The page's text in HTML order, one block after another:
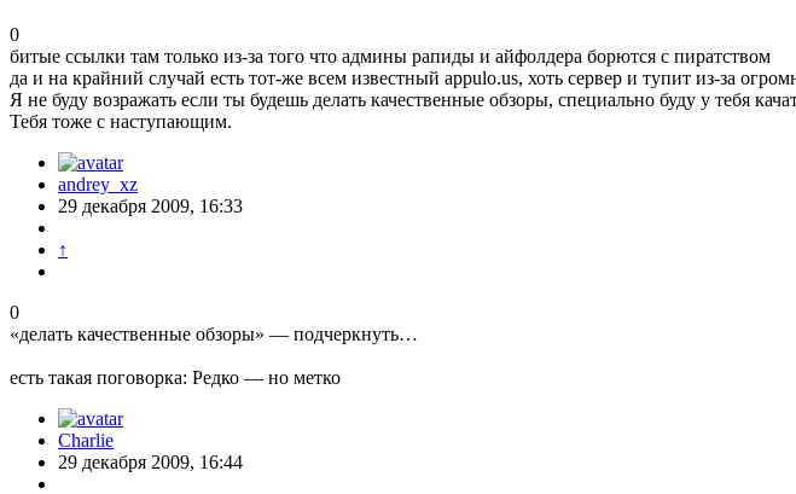
0
битые ссылки там только из-за того что админы рапиды и айфолдера борются с пиратством
да и на крайний случай есть тот-же всем известный appulo.us, хоть сервер и тупит из-за
Я не буду возражать если ты будешь делать качественные обзоры, специально буду у тебя
Тебя тоже с наступающим.
andrey_xz
29 декабря 2009, 16:33
↑
0
«делать качественные обзоры» — подчеркнуть…
есть такая поговорка: Редко — но метко
Charlie
29 декабря 2009, 16:44